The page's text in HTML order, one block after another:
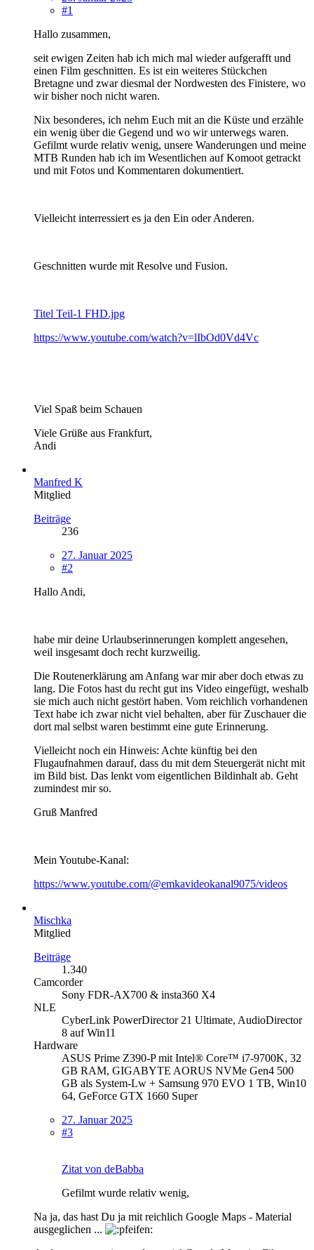
#1
Hallo zusammen,
seit ewigen Zeiten hab ich mich mal wieder aufgerafft und
einen Film geschnitten. Es ist ein weiteres Stückchen
Bretagne und zwar diesmal der Nordwesten des Finistere, wo
wir bisher noch nicht waren.
Nix besonderes, ich nehm Euch mit an die Küste und erzähle
ein wenig über die Gegend und wo wir unterwegs waren.
Gefilmt wurde relativ wenig, unsere Wanderungen und meine
MTB Runden hab ich im Wesentlichen auf Komoot getrackt
und mit Fotos und Kommentaren dokumentiert.
Vielleicht interressiert es ja den Ein oder Anderen.
Geschnitten wurde mit Resolve und Fusion.
Titel Teil-1 FHD.jpg
https://www.youtube.com/watch?v=lIbOd0Vd4Vc
Viel Spaß beim Schauen
Viele Grüße aus Frankfurt,
Andi
Manfred K
Mitglied
Beiträge
236
27. Januar 2025
#2
Hallo Andi,
habe mir deine Urlaubserinnerungen komplett angesehen,
weil insgesamt doch recht kurzweilig.
Die Routenerklärung am Anfang war mir aber doch etwas zu
lang. Die Fotos hast du recht gut ins Video eingefügt, weshalb
sie mich auch nicht gestört haben. Vom reichlich vorhandenen
Text habe ich zwar nicht viel behalten, aber für Zuschauer die
dort mal selbst waren bestimmt eine gute Erinnerung.
Vielleicht noch ein Hinweis: Achte künftig bei den
Flugaufnahmen darauf, dass du mit dem Steuergerät nicht mit
im Bild bist. Das lenkt vom eigentlichen Bildinhalt ab. Geht
zumindest mir so.
Gruß Manfred
Mein Youtube-Kanal:
https://www.youtube.com/@emkavideokanal9075/videos
Mischka
Mitglied
Beiträge
1.340
Camcorder
Sony FDR-AX700 & insta360 X4
NLE
CyberLink PowerDirector 21 Ultimate, AudioDirector
8 auf Win11
Hardware
ASUS Prime Z390-P mit Intel® Core™ i7-9700K, 32
GB RAM, GIGABYTE AORUS NVMe Gen4 500
GB als System-Lw + Samsung 970 EVO 1 TB, Win10
64, GeForce GTX 1660 Super
27. Januar 2025
#3
Zitat von deBabba
Gefilmt wurde relativ wenig,
Na ja, das hast Du ja mit reichlich Google Maps - Material
ausgeglichen ...